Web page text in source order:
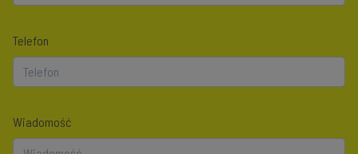
Telefon
Wiadomość